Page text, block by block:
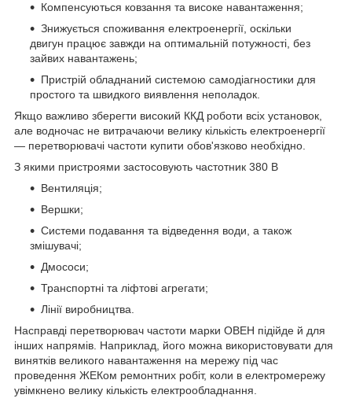
Компенсуються ковзання та високе навантаження;
Знижується споживання електроенергії, оскільки
двигун працює завжди на оптимальній потужності, без
зайвих навантажень;
Пристрій обладнаний системою самодіагностики для
простого та швидкого виявлення неполадок.
Якщо важливо зберегти високий ККД роботи всіх установок,
але водночас не витрачаючи велику кількість електроенергії
— перетворювачі частоти купити обов'язково необхідно.
З якими пристроями застосовують частотник 380 В
Вентиляція;
Вершки;
Системи подавання та відведення води, а також
змішувачі;
Дмососи;
Транспортні та ліфтові агрегати;
Лінії виробництва.
Насправді перетворювач частоти марки ОВЕН підійде й для
інших напрямів. Наприклад, його можна використовувати для
винятків великого навантаження на мережу під час
проведення ЖЕКом ремонтних робіт, коли в електромережу
увімкнено велику кількість електрообладнання.